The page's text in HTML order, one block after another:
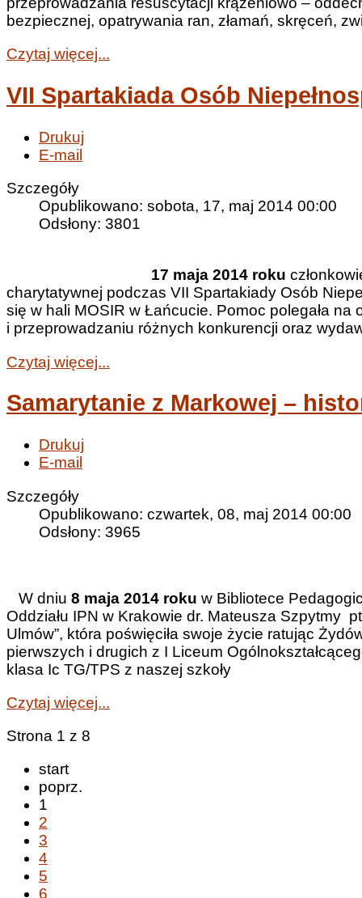
bezpiecznej, opatrywania ran, złamań, skręceń,
Czytaj więcej...
VII Spartakiada Osób
Drukuj
E-mail
Szczegóły
Opublikowano: sobota, 17, maj 2014 00:00
Odsłony: 3801
17 maja 2014 roku
charytatywnej podczas VII Spartakiady Osób
się w hali MOSIR w Łańcucie. Pomoc polegała
i przeprowadzaniu różnych konkurencji oraz
Czytaj więcej...
Samarytanie z Markowej –
Drukuj
E-mail
Szczegóły
Opublikowano: czwartek, 08, maj 2014 00:00
Odsłony: 3965
W dniu 8 maja 2014 roku w Bibliotece
Oddziału IPN w Krakowie dr. Mateusza Szpytmy
Ulmów”, która poświęciła swoje życie ratując
pierwszych i drugich z I Liceum
klasa Ic TG/TPS z naszej szkoły
Czytaj więcej...
Strona 1 z 8
start
poprz.
1
2
3
4
5
6